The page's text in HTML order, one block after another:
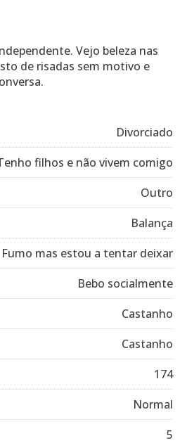
Vejo beleza nas
de risadas sem motivo e
Divorciado
filhos e não vivem comigo
Outro
Balança
Fumo mas estou a tentar deixar
Bebo socialmente
Castanho
Castanho
174
Normal
5